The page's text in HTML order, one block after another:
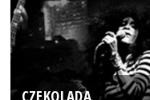
CZEKOLADA